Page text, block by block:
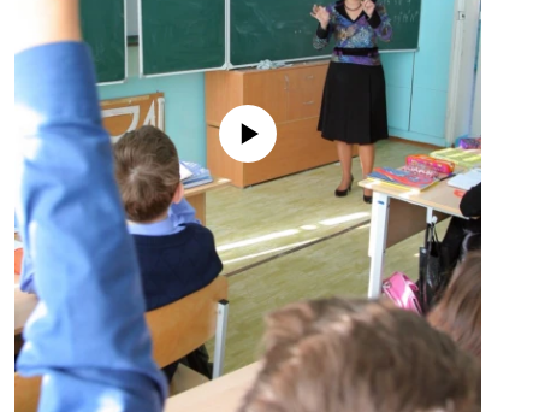
No media source currently available